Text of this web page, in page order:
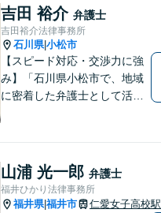
ましたら、まずはお気軽にご
相談ください。
吉田 裕介 弁護士
吉田裕介法律事務所
石川県|小松市
【スピード対応・交渉力に強
み】「石川県小松市で、地域
に密着した弁護士として活動
い！刑事事件の示談交渉も私
にお任せください【完全個室
／プライバシー配慮】
山浦 光一郎 弁護士
福井ひかり法律事務所
福井県|福井市 仁愛女子高校駅